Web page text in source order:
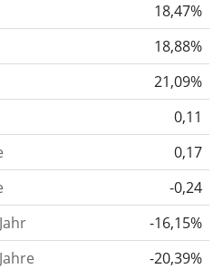
risikoreicher. Wir
auf Basis der Daten der
damit du sehen kannst, ob
im Laufe der Zeit stärker
Weitere Informationen
von 1, 3 und 5
ist definiert als die
Einjahreszeitraum
18,47%
18,88%
21,09%
0,11
0,17
-0,24
-16,15%
-20,39%